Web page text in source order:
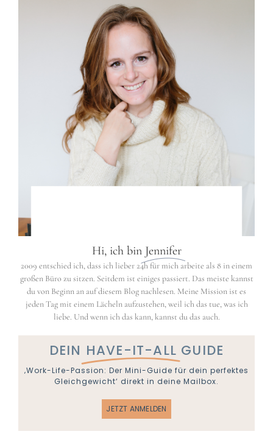
Hi, ich bin Jennifer
2009 entschied ich, dass ich lieber 24h für mich arbeite als 8 in einem
großen Büro zu sitzen. Seitdem ist einiges passiert. Das meiste kannst
du von Beginn an auf diesem Blog nachlesen. Meine Mission ist es
jeden Tag mit einem Lächeln aufzustehen, weil ich das tue, was ich
liebe. Und wenn ich das kann, kannst du das auch.
DEIN HAVE-IT-ALL GUIDE
‚Work-Life-Passion: Der Mini-Guide für dein perfektes
Gleichgewicht‘ direkt in deine Mailbox.
JETZT ANMELDEN